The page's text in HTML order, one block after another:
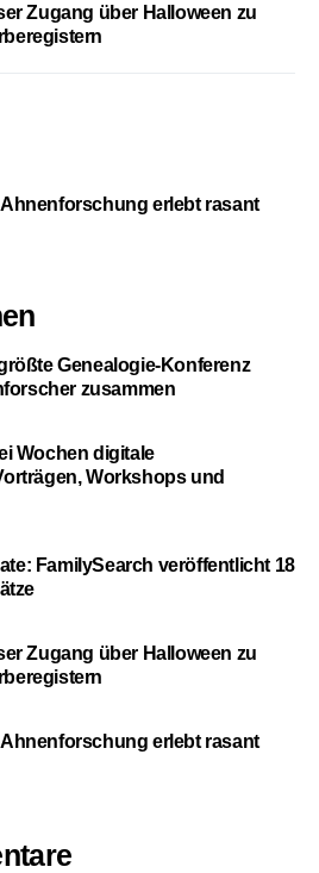
Zugang über Halloween zu
erlebt rasant
Genealogie-Konferenz
zusammen
Wochen digitale
Workshops und
FamilySearch veröffentlicht 18
Zugang über Halloween zu
erlebt rasant